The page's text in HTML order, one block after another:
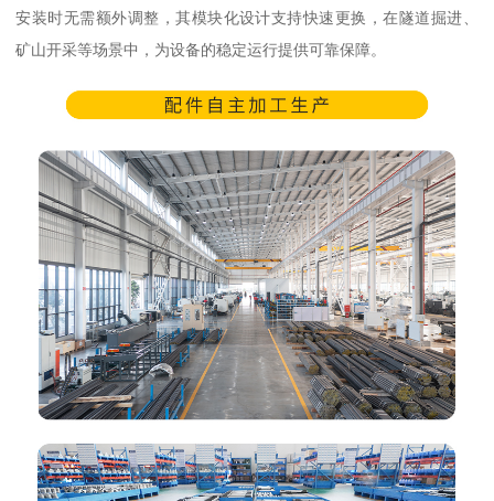
安装时无需额外调整，其模块化设计支持快速更换，在隧道掘进、
矿山开采等场景中，为设备的稳定运行提供可靠保障。